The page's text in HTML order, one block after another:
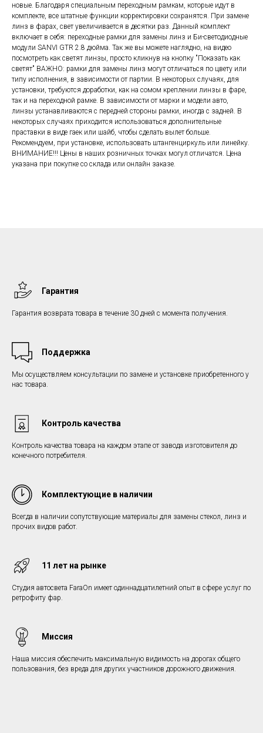
новые. Благодаря специальным переходным рамкам, которые идут в
комплекте, все штатные функции корректировки сохранятся. При замене
линз в фарах, свет увеличивается в десятки раз. Данный комплект
включает в себя: переходные рамки для замены линз и Би-светодиодные
модули SANVI GTR 2.8 дюйма. Так же вы можете наглядно, на видео
посмотреть как светят линзы, просто кликнув на кнопку "Показать как
светят" ВАЖНО: рамки для замены линз могут отличаться по цвету или
типу исполнения, в зависимости от партии. В некоторых случаях, для
установки, требуются доработки, как на сомом креплении линзы в фаре,
так и на переходной рамке. В зависимости от марки и модели авто,
линзы устанавливаются с передней стороны рамки, иногда с задней. В
некоторых случаях приходится использоваться дополнительные
праставки в виде гаек или шайб, чтобы сделать вылет больше.
Рекомендуем, при установке, использовать штангенциркуль или линейку.
ВНИМАНИЕ!!! Цены в наших розничных точках могул отличатся. Цена
указана при покупке со склада или онлайн заказе.
Гарантия
Гарантия возврата товара в течение 30 дней с момента получения.
Поддержка
Мы осуществляем консультации по замене и установке приобретенного у
нас товара.
Контроль качества
Контроль качества товара на каждом этапе от завода изготовителя до
конечного потребителя.
Комплектующие в наличии
Всегда в наличии сопутствующие материалы для замены стекол, линз и
прочих видов работ.
11 лет на рынке
Студия автосвета FaraOn имеет одиннадцатилетний опыт в сфере услуг по
ретрофиту фар.
Миссия
Наша миссия обеспечить максимальную видимость на дорогах общего
пользования, без вреда для других участников дорожного движения.